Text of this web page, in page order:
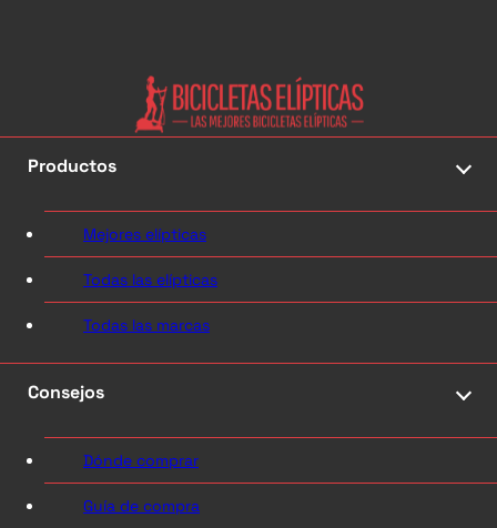
Productos
Mejores elípticas
Todas las elípticas
Todas las marcas
Consejos
Dónde comprar
Guía de compra